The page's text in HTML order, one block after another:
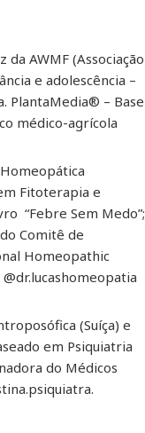
AWMF (Associação
e adolescência –
PlantaMedia® – Base
médico-agrícola
Fitoterapia e
“Febre Sem Medo”;
Comitê de
Homeopathic
(Suíça) e
em Psiquiatria
do Médicos